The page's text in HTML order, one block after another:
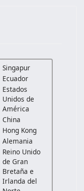
Singapur
Ecuador
Estados
Unidos de
América
China
Hong Kong
Alemania
Reino Unido
de Gran
Bretaña e
Irlanda del